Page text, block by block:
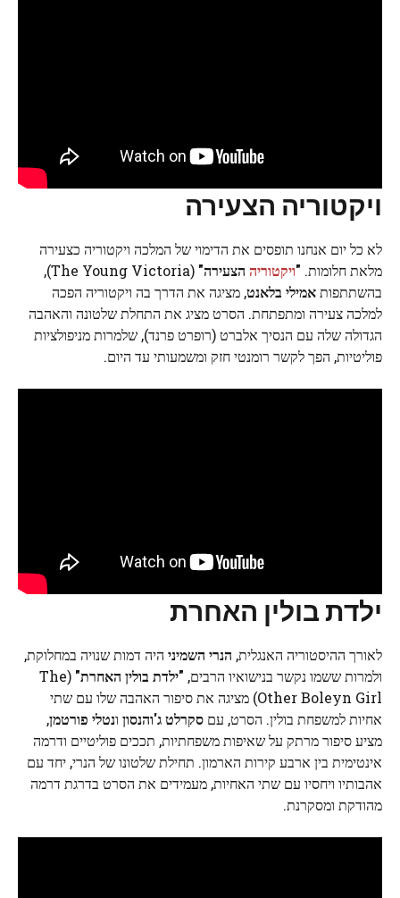
ויקטוריה הצעירה
לא כל יום אנחנו תופסים את הדימוי של המלכה ויקטוריה כצעירה
מלאת חלומות. "ויקטוריה הצעירה"
(The Young Victoria),
בהשתתפותאמילי בלאנט, מציגה את הדרך בה ויקטוריה הפכה
למלכה צעירה ומתפתחת. הסרט מציג את התחלת שלטונה והאהבה
הגדולה שלה עם הנסיך אלברט (רופרט פרנד), שלמרות מניפולציות
פוליטיות, הפך לקשר רומנטי חזק ומשמעותי עד היום.
ילדת בולין האחרת
לאורך ההיסטוריה האנגלית, הנרי השמיני היה דמות שנויה במחלוקת,
ולמרות ששמו נקשר בנישואיו הרבים, "ילדת בולין האחרת" (The
Other Boleyn Girl) מציגה את סיפור האהבה שלו עם שתי
אחיות למשפחת בולין. הסרט, עם סקרלט ג'והנסון ונטלי פורטמן,
מציע סיפור מרתק על שאיפות משפחתיות, תככים פוליטיים ודרמה
אינטימית בין ארבע קירות הארמון. תחילת שלטונו של הנרי, יחד עם
אהבותיו ויחסיו עם שתי האחיות, מעמידים את הסרט בדרגת דרמה
מהודקת ומסקרנת.